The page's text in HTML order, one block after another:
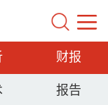
财报
报告